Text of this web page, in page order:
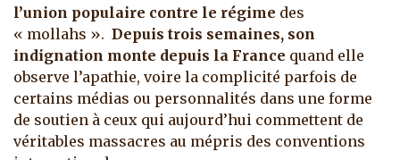
l’union populaire contre le régime des
« mollahs ». Depuis trois semaines, son
indignation monte depuis la France quand elle
observe l’apathie, voire la complicité parfois de
certains médias ou personnalités dans une forme
de soutien à ceux qui aujourd’hui commettent de
véritables massacres au mépris des conventions